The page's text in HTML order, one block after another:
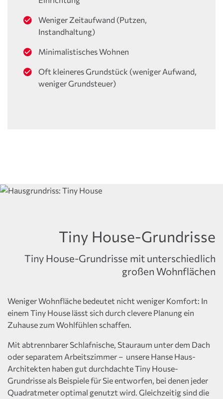
Weniger Zeitaufwand (Putzen,
Instandhaltung)
Minimalistisches Wohnen
Oft kleineres Grundstück (weniger Aufwand,
weniger Grundsteuer)
Tiny House-Grundrisse mit unterschiedlich
großen Wohnflächen
Tiny House-Grundrisse
Weniger Wohnfläche bedeutet nicht weniger Komfort: In
einem Tiny House lässt sich durch clevere Planung ein
Zuhause zum Wohlfühlen schaffen.
Mit abtrennbarer Schlafnische, Stauraum unter dem Dach
oder separatem Arbeitszimmer – unsere Hanse Haus-
Architekten haben gut durchdachte Tiny House-
Grundrisse als Beispiele für Sie entworfen, bei denen jeder
Quadratmeter optimal genutzt wird. Gleichzeitig sind die